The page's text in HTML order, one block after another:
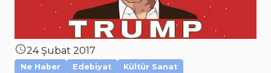
24 Şubat 2017
Ne Haber Edebiyat Kültür Sanat